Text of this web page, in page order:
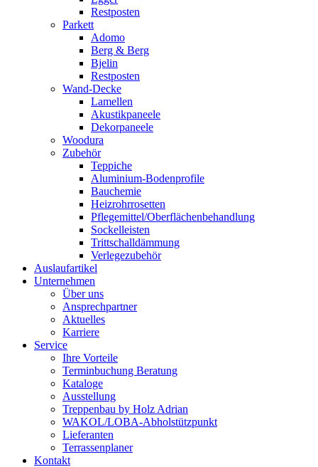
Restposten
Parkett
Adomo
Berg & Berg
Bjelin
Restposten
Wand-Decke
Lamellen
Akustikpaneele
Dekorpaneele
Woodura
Zubehör
Teppiche
Aluminium-Bodenprofile
Bauchemie
Heizrohrrosetten
Pflegemittel/Oberflächenbehandlung
Sockelleisten
Trittschalldämmung
Verlegezubehör
Auslaufartikel
Unternehmen
Über uns
Ansprechpartner
Aktuelles
Karriere
Service
Ihre Vorteile
Terminbuchung Beratung
Kataloge
Ausstellung
Treppenbau by Holz Adrian
WAKOL/LOBA-Abholstützpunkt
Lieferanten
Terrassenplaner
Kontakt